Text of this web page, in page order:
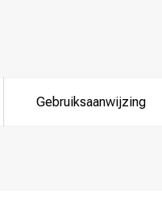
Welke
Gebruiksaanwijzing